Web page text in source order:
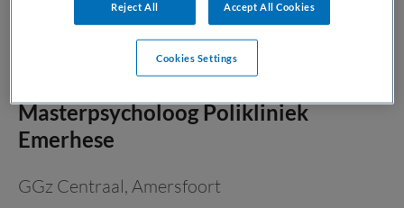
Bekijk vacature Bewaren 03-08-2026
Masterpsycholoog Polikliniek
Emerhese
GGz Centraal, Amersfoort
Reject All Accept All Cookies
Cookies Settings